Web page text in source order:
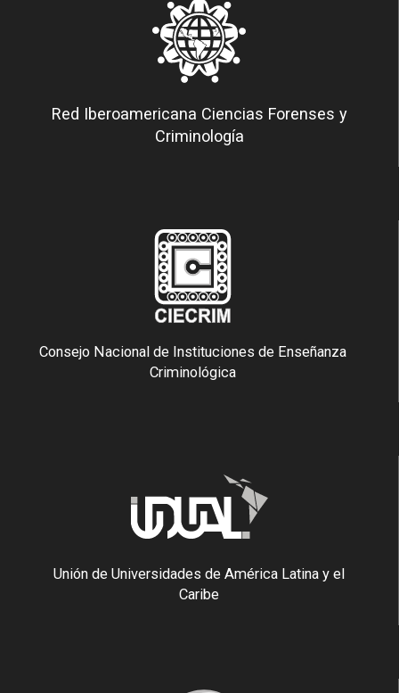
Red Iberoamericana Ciencias Forenses y
Criminología
Consejo Nacional de Instituciones de Enseñanza
Criminológica
Unión de Universidades de América Latina y el
Caribe